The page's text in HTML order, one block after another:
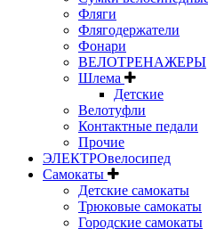
Фляги
Флягодержатели
Фонари
ВЕЛОТРЕНАЖЕРЫ
Шлема
Детские
Велотуфли
Контактные педали
Прочие
ЭЛЕКТРОвелосипед
Самокаты
Детские самокаты
Трюковые самокаты
Городские самокаты